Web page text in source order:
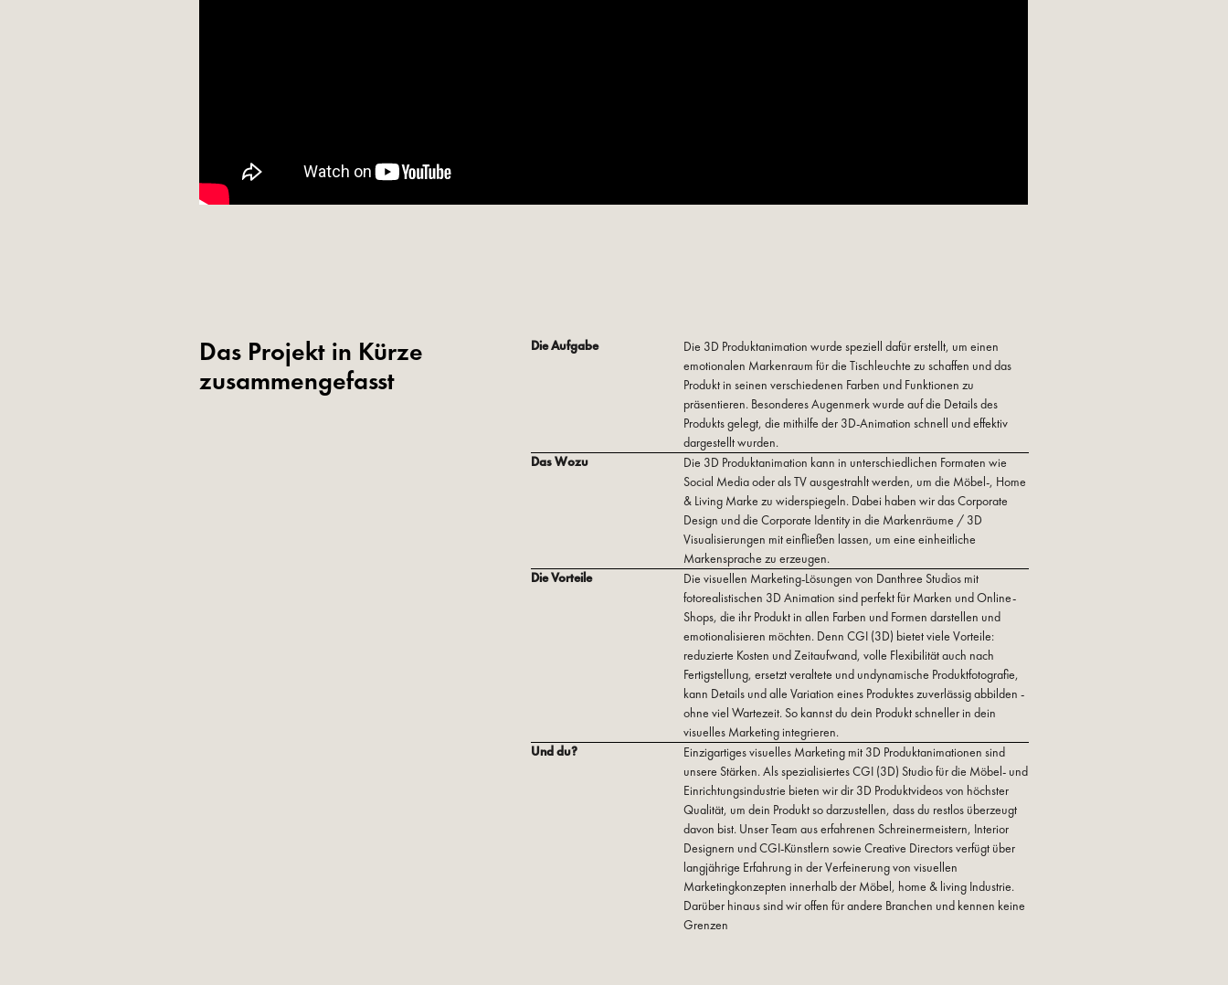
Das Projekt in Kürze
zusammengefasst
Die Aufgabe
Die 3D Produktanimation wurde speziell dafür erstellt, um einen
emotionalen Markenraum für die Tischleuchte zu schaffen und das
Produkt in seinen verschiedenen Farben und Funktionen zu
präsentieren. Besonderes Augenmerk wurde auf die Details des
Produkts gelegt, die mithilfe der 3D-Animation schnell und effektiv
dargestellt wurden.
Das Wozu
Die 3D Produktanimation kann in unterschiedlichen Formaten wie
Social Media oder als TV ausgestrahlt werden, um die Möbel-, Home
& Living Marke zu widerspiegeln. Dabei haben wir das Corporate
Design und die Corporate Identity in die Markenräume / 3D
Visualisierungen mit einfließen lassen, um eine einheitliche
Markensprache zu erzeugen.
Die Vorteile
Die visuellen Marketing-Lösungen von Danthree Studios mit
fotorealistischen 3D Animation sind perfekt für Marken und Online-
Shops, die ihr Produkt in allen Farben und Formen darstellen und
emotionalisieren möchten. Denn CGI (3D) bietet viele Vorteile:
reduzierte Kosten und Zeitaufwand, volle Flexibilität auch nach
Fertigstellung, ersetzt veraltete und undynamische Produktfotografie,
kann Details und alle Variation eines Produktes zuverlässig abbilden -
ohne viel Wartezeit. So kannst du dein Produkt schneller in dein
visuelles Marketing integrieren.
Und du?
Einzigartiges visuelles Marketing mit 3D Produktanimationen sind
unsere Stärken. Als spezialisiertes CGI (3D) Studio für die Möbel- und
Einrichtungsindustrie bieten wir dir 3D Produktvideos von höchster
Qualität, um dein Produkt so darzustellen, dass du restlos überzeugt
davon bist. Unser Team aus erfahrenen Schreinermeistern, Interior
Designern und CGI-Künstlern sowie Creative Directors verfügt über
langjährige Erfahrung in der Verfeinerung von visuellen
Marketingkonzepten innerhalb der Möbel, home & living Industrie.
Darüber hinaus sind wir offen für andere Branchen und kennen keine
Grenzen